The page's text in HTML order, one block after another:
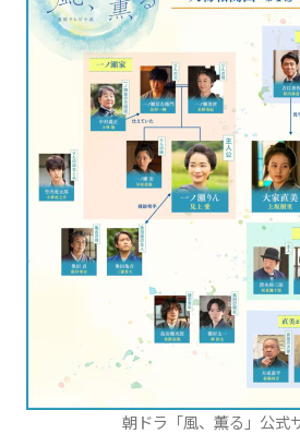
朝ドラ「風、薫る」公式